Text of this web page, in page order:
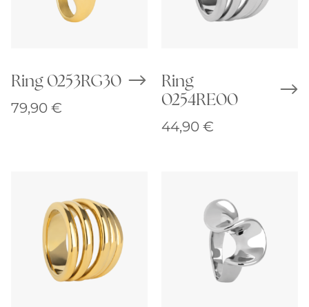
Ring 0253RG30
79,90 €
Ring
0254RE00
44,90 €